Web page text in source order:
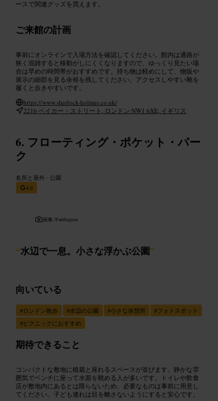
ースで関連グッズを買えます。
ご来館の計画
事前にオンラインで入場方法を確認してください。館内は通路が
狭く混雑すると移動がしにくくなりますので、ゆっくり見たい場
合は早めの時間帯がおすすめです。持ち物は軽めにして、物販や
展示の細部を見る余裕を残してください。アクセスしやすい靴を
履くと歩きやすいです。
https://www.sherlock-holmes.co.uk/
221b ベイカー・ストリート, ロンドン NW1 6XE, イギリス
フローティング・ポケット・パー
ク
名所と屋外 •公園
4.6
画像 /Paddington
“水辺で一息。小さな浮かぶ公園”
向いている
#ロンドン散歩 #水辺の公園 #小さな休憩所 #フォトスポット
#ピクニックにおすすめ
期待できること
コンパクトな敷地に植栽と座れるスペースが並びます。静かな雰
囲気でベンチに座って水面を眺める人が多いです。トイレや飲食
店が敷地内にあるとは限らないため、必要なものは事前に用意し
てください。子ども連れは目を離さないようにすると安心です。